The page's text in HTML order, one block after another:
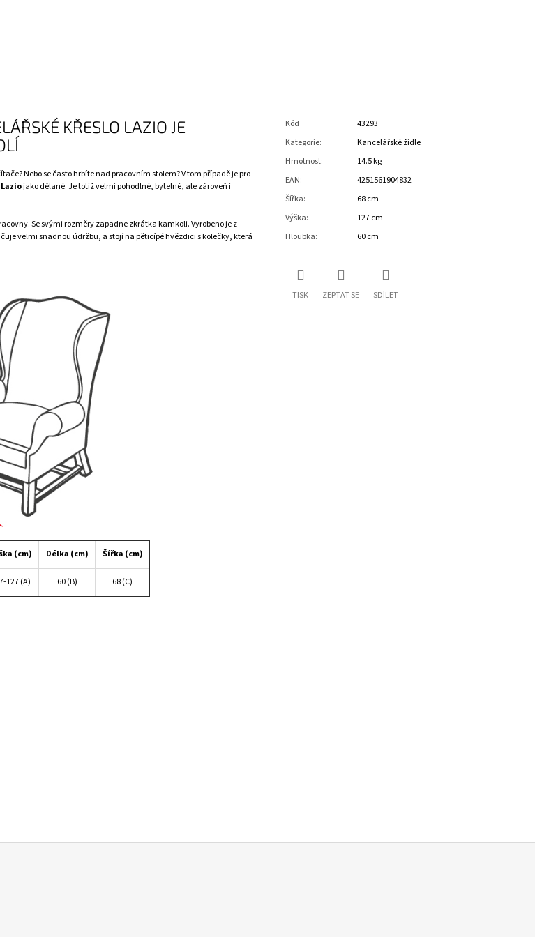
KŘESLO LAZIO JE
Nebo se často hrbíte nad pracovním stolem? V tom případě je pro
jako dělané. Je totiž velmi pohodlné, bytelné, ale zároveň i
Se svými rozměry zapadne zkrátka kamkoli. Vyrobeno je z
velmi snadnou údržbu, a stojí na pěticípé hvězdici s kolečky, která
(cm) Délka (cm) Šířka (cm)
127 (A) 60 (B) 68 (C)
Kód
43293
Kategorie:
Kancelářské židle
Hmotnost:
14.5 kg
EAN:
4251561904832
Šířka:
68 cm
Výška:
127 cm
Hloubka: 60 cm
TISK ZEPTAT SE SDÍLET